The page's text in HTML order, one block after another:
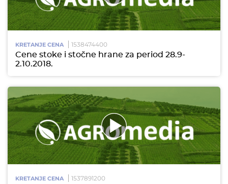
KRETANJE CENA 1538474400
Cene stoke i stočne hrane za period 28.9-
2.10.2018.
KRETANJE CENA 1537891200